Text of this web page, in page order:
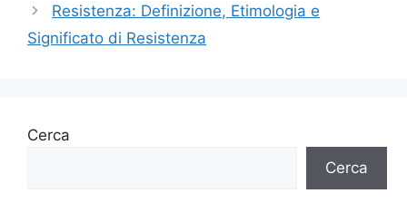
Resistenza: Definizione, Etimologia e
Significato di Resistenza
Cerca
Cerca